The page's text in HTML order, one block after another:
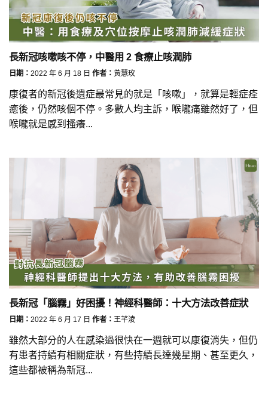
長新冠咳嗽咳不停，中醫用 2 食療止咳潤肺
日期： 2022 年 6 月 18 日 作者： 黃慧玫
康復者的新冠後遺症最常見的就是「咳嗽」，就算是輕症痊
癒後，仍然咳個不停。多數人均主訴，喉嚨痛雖然好了，但
喉嚨就是感到搔癢...
長新冠「腦霧」好困擾！神經科醫師：十大方法改善症狀
日期： 2022 年 6 月 17 日 作者： 王芊淩
雖然大部分的人在感染過很快在一週就可以康復消失，但仍
有患者持續有相關症狀，有些持續長達幾星期、甚至更久，
這些都被稱為新冠...